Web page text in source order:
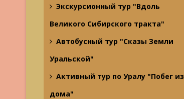
Экскурсионный тур "Вдоль
Великого Сибирского тракта"
Автобусный тур "Сказы Земли
Уральской"
Активный тур по Уралу "Побег из
дома"